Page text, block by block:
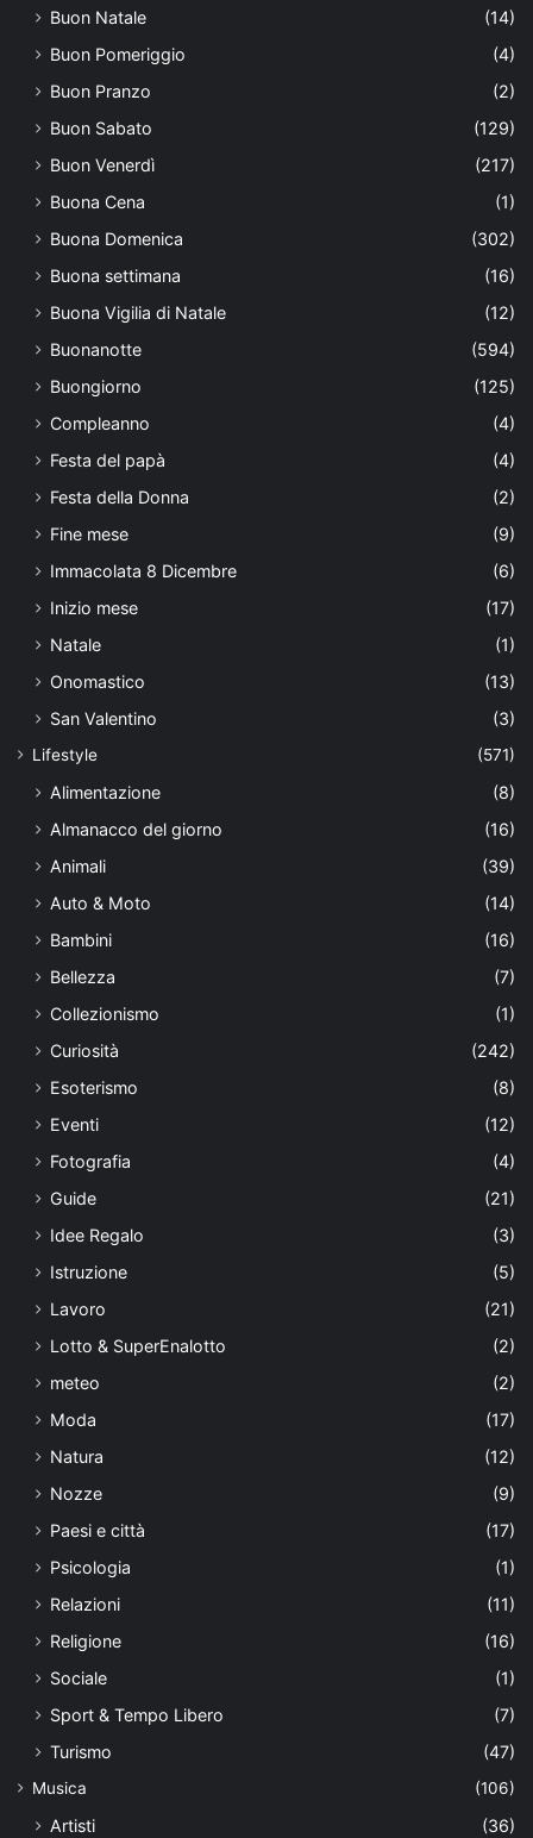
Buon Natale
(14)
Buon Pomeriggio
(4)
Buon Pranzo
(2)
Buon Sabato
(129)
Buon Venerdì
(217)
Buona Cena
(1)
Buona Domenica
(302)
Buona settimana
(16)
Buona Vigilia di Natale
(12)
Buonanotte
(594)
Buongiorno
(125)
Compleanno
(4)
Festa del papà
(4)
Festa della Donna
(2)
Fine mese
(9)
Immacolata 8 Dicembre
(6)
Inizio mese
(17)
Natale
(1)
Onomastico
(13)
San Valentino
(3)
Lifestyle (571)
Alimentazione
(8)
Almanacco del giorno
(16)
Animali
(39)
Auto & Moto
(14)
Bambini
(16)
Bellezza
(7)
Collezionismo
(1)
Curiosità
(242)
Esoterismo
(8)
Eventi
(12)
Fotografia
(4)
Guide
(21)
Idee Regalo
(3)
Istruzione
(5)
Lavoro
(21)
Lotto & SuperEnalotto
(2)
meteo
(2)
Moda
(17)
Natura
(12)
Nozze
(9)
Paesi e città
(17)
Psicologia
(1)
Relazioni
(11)
Religione
(16)
Sociale
(1)
Sport & Tempo Libero
(7)
Turismo
(47)
Musica (106)
Artisti
(36)